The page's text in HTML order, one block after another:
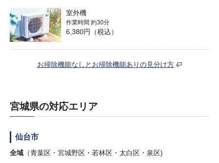
室外機
作業時間 約30分
6,380円（税込）
お掃除機能なしとお掃除機能ありの見分け方
宮城県の対応エリア
仙台市
全域 （青葉区・宮城野区・若林区・太白区・泉区)